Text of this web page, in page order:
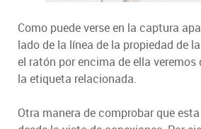
Como puede verse en la captura
lado de la línea de la propiedad de
el ratón por encima de ella veremos
la etiqueta relacionada.
Otra manera de comprobar que